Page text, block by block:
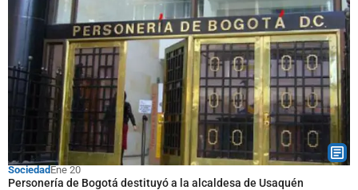
SociedadEne 20
Personería de Bogotá destituyó a la alcaldesa de Usaquén